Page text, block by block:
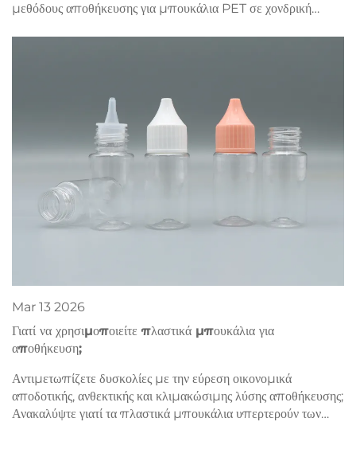
μεθόδους αποθήκευσης για μπουκάλια PET σε χονδρική
Mar 13 2026
Γιατί να χρησιμοποιείτε πλαστικά μπουκάλια για
αποθήκευση;
Αντιμετωπίζετε δυσκολίες με την εύρεση οικονομικά
αποδοτικής, ανθεκτικής και κλιμακώσιμης λύσης αποθήκευσης;
Ανακαλύψτε γιατί τα πλαστικά μπουκάλια υπερτερούν των